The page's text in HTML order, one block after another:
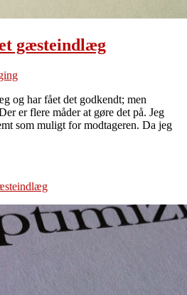
gæsteindlæg
og har fået det godkendt; men
er flere måder at gøre det på. Jeg
som muligt for modtageren. Da jeg